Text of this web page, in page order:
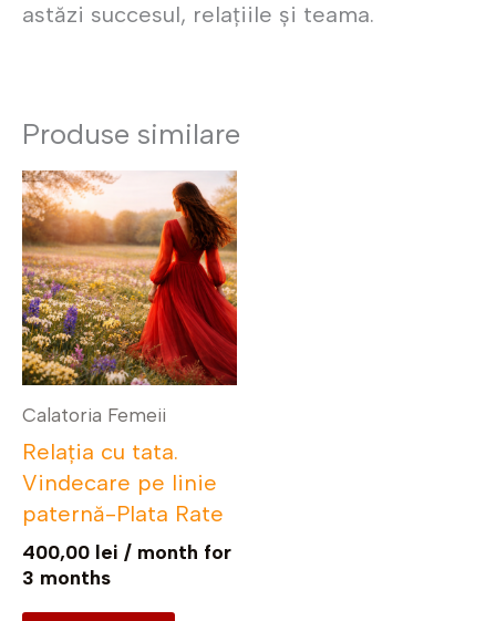
astăzi succesul, relațiile și teama.
Produse similare
Calatoria Femeii
Relația cu tata.
Vindecare pe linie
paternă-Plata Rate
400,00 lei / month for
3 months